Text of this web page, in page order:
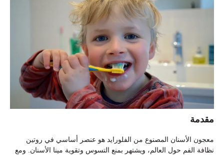
مقدمة
معجون الأسنان المصنوع من الفلورايد هو عنصر أساسي في روتين
نظافة الفم حول العالم، ويشتهر بمنع التسوس وتقوية مينا الأسنان. ومع